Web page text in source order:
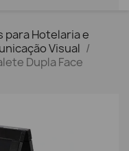
para Hotelaria e
Visual
Dupla Face